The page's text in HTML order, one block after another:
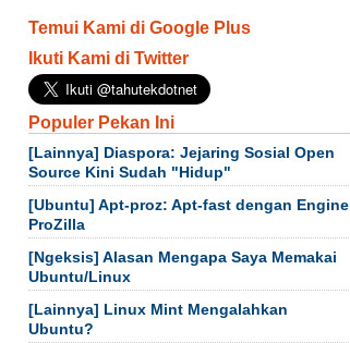
Temui Kami di Google Plus
Ikuti Kami di Twitter
Populer Pekan Ini
[Lainnya] Diaspora: Jejaring Sosial Open
Source Kini Sudah "Hidup"
[Ubuntu] Apt-proz: Apt-fast dengan Engine
ProZilla
[Ngeksis] Alasan Mengapa Saya Memakai
Ubuntu/Linux
[Lainnya] Linux Mint Mengalahkan
Ubuntu?